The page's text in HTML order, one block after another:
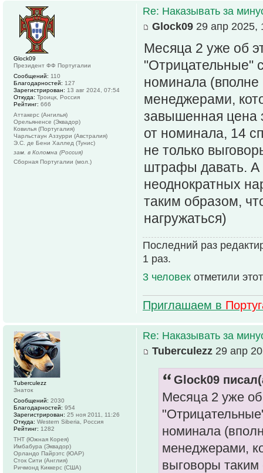
Re: Наказывать за
Glock09 29 апр 2025,
Месяца 2 уже об
"Отрицательные"
номинала
менеджерами,
завышенная цена
от номинала, 14
не только
штрафы давать. А
неоднократных
таким образом,
нагружаться)
Последний раз
1 раз.
3 человек отметили
Приглашаем в
Glock09
Президент ФФ Португалии
Сообщений: 110
Благодарностей: 127
Зарегистрирован: 13 авг 2024, 07:54
Откуда: Троицк, Россия
Рейтинг: 666
Аттакерс (Ангилья)
Орельяненсе (Эквадор)
Ковилья (Португалия)
Чарльстаун Аззурри (Австралия)
Э.С. де Бени Халлед (Тунис)
зам. в Коломна (Россия)
Сборная Португалии (мол.)
Re: Наказывать за
Tuberculezz 29 апр
Glock09
Месяца 2 уже
номинала
менеджерами,
выговоры
Tuberculezz
Знаток
Сообщений: 2030
Благодарностей: 954
Зарегистрирован: 25 ноя 2011, 11:26
Откуда: Western Siberia, Россия
Рейтинг: 1282
ТНТ (Южная Корея)
Имбабура (Эквадор)
Орландо Пайрэтс (ЮАР)
Сток Сити (Англия)
Ричмонд Киккерс (США)